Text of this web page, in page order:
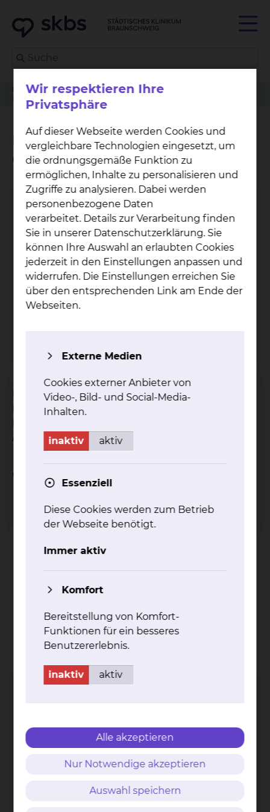
Klinikwegweiser
Mund-, Kiefer- & Plastische Gesichtschirurgie
Betreuungsangebot der Grünen Damen und Herren
Betreuungsangebot der
Grünen Damen und Herren
Grü­ne Da­men & Her­ren
Unsere ehrenamtlich tätigen Grünen Damen und
Herren stehen unseren Patientinnen und
Aufenthalt bei uns zu erleichtern.
Weitere Informationen
Besuchsservice
Unterstützung während des stationären
Spielnachmittag in der Geriatrie
Kontakt Impressum AVB
Datenschutz
Bildnachweise
Städtisches Klinikum
Braunschweig gGmbH
38118 Braunschweig
Wir respektieren Ihre
Privatsphäre
Auf dieser Webseite werden Cookies und
vergleichbare Technologien eingesetzt, um
die ordnungsgemäße Funktion zu
ermöglichen, Inhalte zu personalisieren und
Zugriffe zu analysieren. Dabei werden
personenbezogene Daten
verarbeitet. Details zur Verarbeitung finden
Sie in unserer Datenschutzerklärung. Sie
können Ihre Auswahl an erlaubten Cookies
jederzeit in den Einstellungen anpassen und
widerrufen. Die Einstellungen erreichen Sie
über den entsprechenden Link am Ende der
Webseiten.
Externe Medien
Cookies externer Anbieter von
Video-, Bild- und Social-Media-
Inhalten.
inaktiv aktiv
Essenziell
Diese Cookies werden zum Betrieb
der Webseite benötigt.
Immer aktiv
Komfort
Bereitstellung von Komfort-
Funktionen für ein besseres
Benutzererlebnis.
inaktiv aktiv
Alle akzeptieren
Nur Notwendige akzeptieren
Auswahl speichern